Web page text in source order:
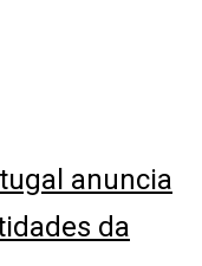
anuncia
da